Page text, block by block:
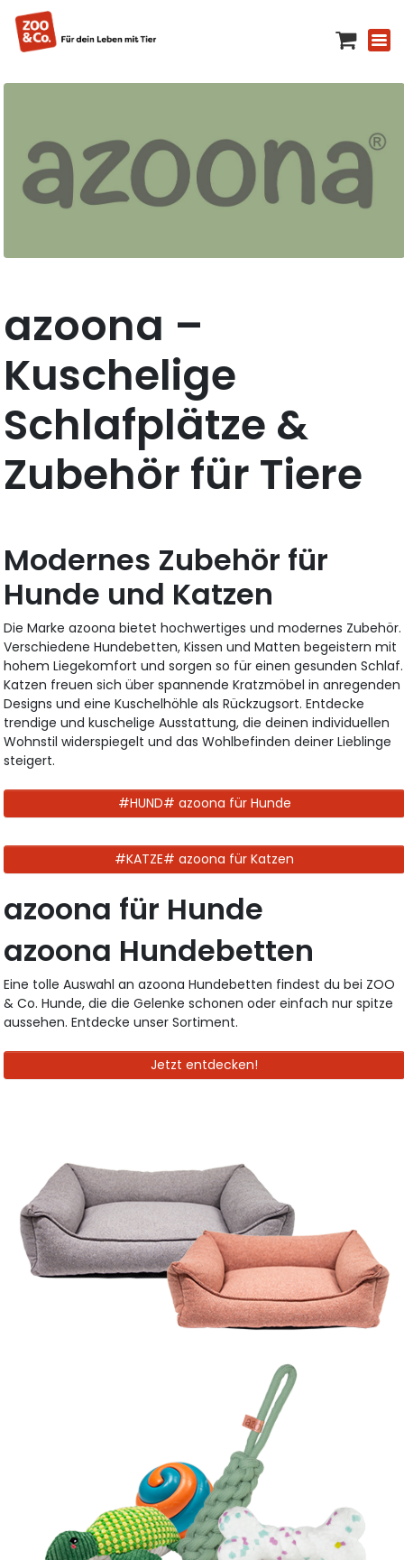
azoona –
Kuschelige
Schlafplätze &
Zubehör für Tiere
Modernes Zubehör für
Hunde und Katzen
Die Marke azoona bietet hochwertiges und modernes Zubehör.
Verschiedene Hundebetten, Kissen und Matten begeistern mit
hohem Liegekomfort und sorgen so für einen gesunden Schlaf.
Katzen freuen sich über spannende Kratzmöbel in anregenden
Designs und eine Kuschelhöhle als Rückzugsort. Entdecke
trendige und kuschelige Ausstattung, die deinen individuellen
Wohnstil widerspiegelt und das Wohlbefinden deiner Lieblinge
steigert.
#HUND# azoona für Hunde
#KATZE# azoona für Katzen
azoona für Hunde
azoona Hundebetten
Eine tolle Auswahl an azoona Hundebetten findest du bei ZOO
& Co. Hunde, die die Gelenke schonen oder einfach nur spitze
aussehen. Entdecke unser Sortiment.
Jetzt entdecken!